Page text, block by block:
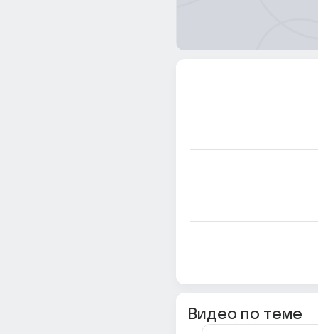
Видео по теме